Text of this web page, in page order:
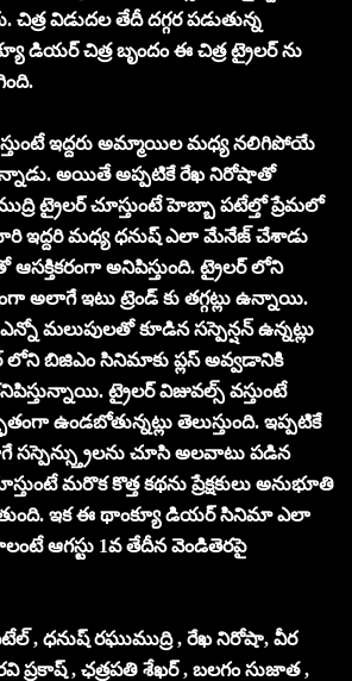
విడుదల తేదీ దగ్గర పడుతున్న
డియర్ చిత్ర బృందం ఈ చిత్ర ట్రైలర్ ను
ఇద్దరు అమ్మాయిల మధ్య నలిగిపోయే
అయితే అప్పటికే రేఖ నిరోషాతో
ట్రైలర్ చూస్తుంటే హెబ్బా పటేల్తో ప్రేమలో
వారి ఇద్దరి మధ్య ధనుష్ ఎలా మేనేజ్ చేశాడు
ఆసక్తికరంగా అనిపిస్తుంది. ట్రైలర్ లోని
అలాగే ఇటు ట్రెండ్ కు తగ్గట్లు ఉన్నాయి.
మలుపులతో కూడిన సస్పెన్షన్ ఉన్నట్లు
లోని బిజిఎం సినిమాకు ప్లస్ అవ్వడానికి
ట్రైలర్ విజువల్స్ వస్తుంటే
ఉండబోతున్నట్లు తెలుస్తుంది. ఇప్పటికే
సస్పెన్స్త్రులను చూసి అలవాటు పడిన
మరొక కొత్త కథను ప్రేక్షకులు అనుభూతి
ఇక ఈ థాంక్యూ డియర్ సినిమా ఎలా
ఆగస్టు 1వ తేదీన వెండితెరపై
, ధనుష్ రఘుముద్రి , రేఖ నిరోషా, వీర
ప్రకాష్ , ఛత్రపతి శేఖర్ , బలగం సుజాత ,